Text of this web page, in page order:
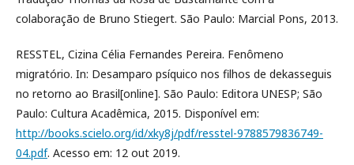
colaboração de Bruno Stiegert. São Paulo: Marcial Pons, 2013.
RESSTEL, Cizina Célia Fernandes Pereira. Fenômeno
migratório. In: Desamparo psíquico nos filhos de dekasseguis
no retorno ao Brasil[online]. São Paulo: Editora UNESP; São
Paulo: Cultura Acadêmica, 2015. Disponível em:
http://books.scielo.org/id/xky8j/pdf/resstel-9788579836749-
04.pdf. Acesso em: 12 out 2019.